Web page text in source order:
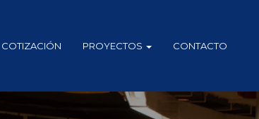
COTIZACIÓN PROYECTOS CONTACTO